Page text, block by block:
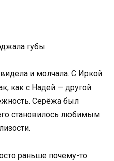
губы.
и молчала. С Иркой
как с Надей — другой
Серёжа был
становилось любимым
раньше почему-то